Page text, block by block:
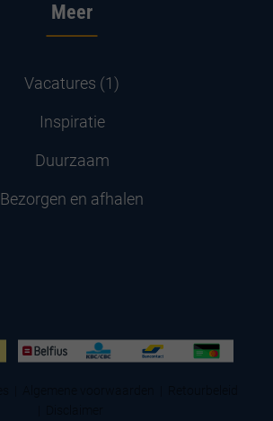
Meer
Vacatures (1)
Inspiratie
Duurzaam
Bezorgen en afhalen